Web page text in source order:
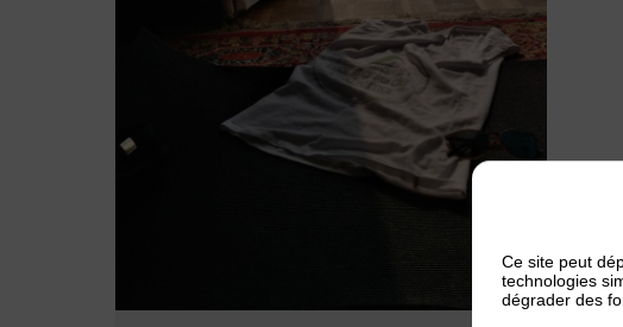
Ce site peut
technologies
dégrader des